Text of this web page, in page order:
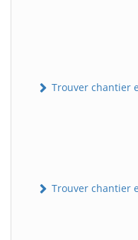
Trouver chantier
Trouver chantier